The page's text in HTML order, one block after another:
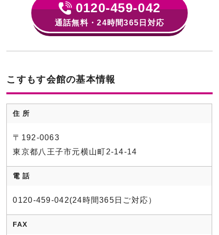
0120-459-042
通話無料・24時間365日対応
こすもす会館の基本情報
住 所
〒192-0063
東京都⼋王⼦市元横⼭町2-14-14
電 話
0120-459-042(24時間365日ご対応）
FAX